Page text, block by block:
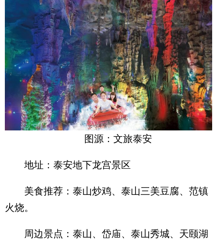
图源：文旅泰安
地址：泰安地下龙宫景区
美食推荐：泰山炒鸡、泰山三美豆腐、范镇
火烧。
周边景点：泰山、岱庙、泰山秀城、天颐湖